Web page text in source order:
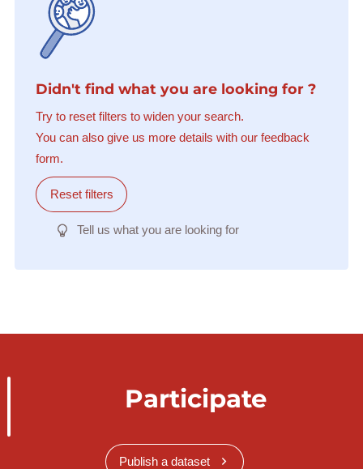
Didn't find what you are looking for ?
Try to reset filters to widen your search.
You can also give us more details with our feedback
form.
Reset filters
Tell us what you are looking for
Participate
Publish a dataset